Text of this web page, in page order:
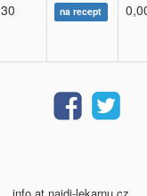
30 na recept